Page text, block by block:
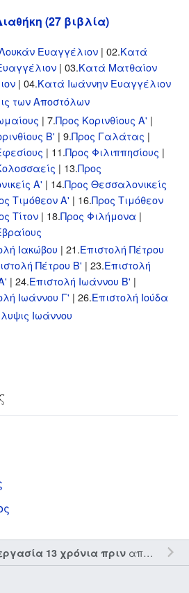
(27 βιβλία)
Ευαγγέλιον | 02.Κατά
| 03.Κατά Ματθαίον
| 04.Κατά Ιωάννην Ευαγγέλιον
των Αποστόλων
| 7.Προς Κορινθίους Α' |
Β' | 9.Προς Γαλάτας |
| 11.Προς Φιλιππησίους |
| 13.Προς
Α' | 14.Προς Θεσσαλονικείς
Τιμόθεον Α' | 16.Προς Τιμόθεον
Τίτον | 18.Προς Φιλήμονα |
Ιακώβου | 21.Επιστολή Πέτρου
Πέτρου Β' | 23.Eπιστολή
| 24.Eπιστολή Ιωάννου Β' |
Ιωάννου Γ' | 26.Επιστολή Ιούδα
Ιωάννου
13 χρόνια πριναπό τον την